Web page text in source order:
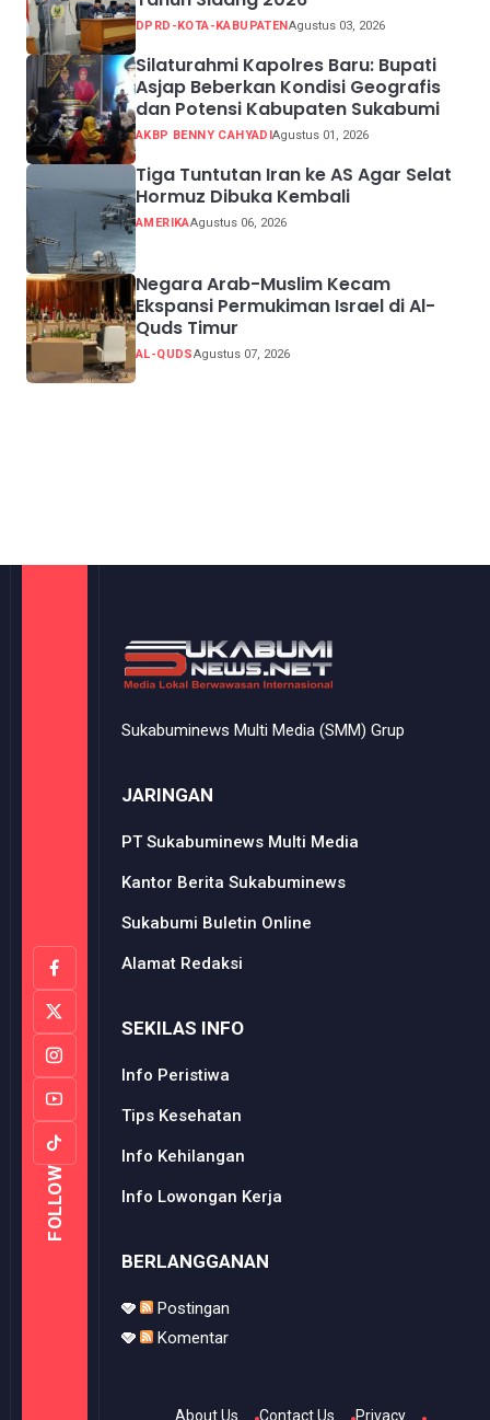
DPRD-KOTA-KABUPATENAgustus 03, 2026
Silaturahmi Kapolres Baru: Bupati
Asjap Beberkan Kondisi Geografis
dan Potensi Kabupaten Sukabumi
AKBP BENNY CAHYADIAgustus 01, 2026
Tiga Tuntutan Iran ke AS Agar Selat
Hormuz Dibuka Kembali
AMERIKAAgustus 06, 2026
Negara Arab-Muslim Kecam
Ekspansi Permukiman Israel di Al-
Quds Timur
AL-QUDSAgustus 07, 2026
FOLLOW
Sukabuminews Multi Media (SMM) Grup
JARINGAN
PT Sukabuminews Multi Media
Kantor Berita Sukabuminews
Sukabumi Buletin Online
Alamat Redaksi
SEKILAS INFO
Info Peristiwa
Tips Kesehatan
Info Kehilangan
Info Lowongan Kerja
BERLANGGANAN
Postingan
Komentar
About Us Contact Us Privacy